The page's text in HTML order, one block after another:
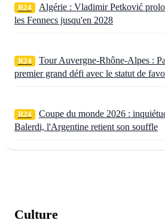
R24
Algérie : Vladimir Petković
les Fennecs jusqu'en 2028
R24
Tour Auvergne-Rhône-Alpes :
premier grand défi avec le statut de
R24
Coupe du monde 2026 :
Balerdi, l'Argentine retient son souffle
Culture